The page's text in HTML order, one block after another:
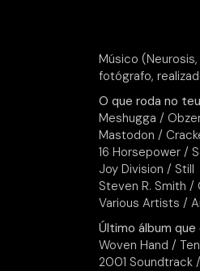
Músico
fotógrafo,
O que roda no
Meshugga /
Mastodon /
16 Horsepower /
Joy Division / Still
Steven R. Smith /
Various Artists /
Último álbum
Woven Hand /
2001 Soundtrack